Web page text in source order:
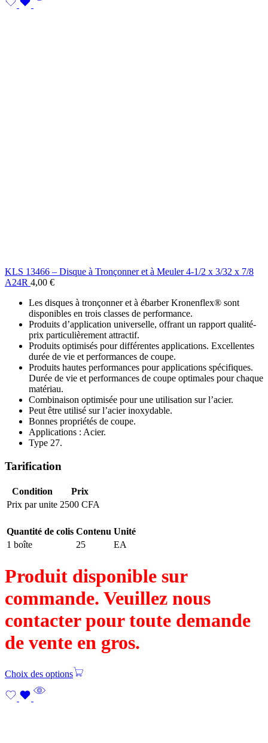
KLS 13466 – Disque à Tronçonner et à Meuler 4-1/2 x 3/32 x 7/8
A24R 4,00 €
Les disques à tronçonner et à ébarber Kronenflex® sont
disponibles en trois classes de performance.
Produits d’application universelle, offrant un rapport qualité-
prix particulièrement attractif.
Produits optimisés pour différentes applications. Excellentes
durée de vie et performances de coupe.
Produits hautes performances pour applications spécifiques.
Durée de vie et performances de coupe optimales pour chaque
matériau.
Combinaison optimisée pour une utilisation sur l’acier.
Peut être utilisé sur l’acier inoxydable.
Bonnes propriétés de coupe.
Applications : Acier.
Type 27.
Tarification
Condition
Prix
Prix par unite 2500 CFA
Quantité de colis Contenu Unité
1 boîte
25 EA
Produit disponible sur
commande. Veuillez nous
contacter pour toute demande
de vente en gros.
Choix des options